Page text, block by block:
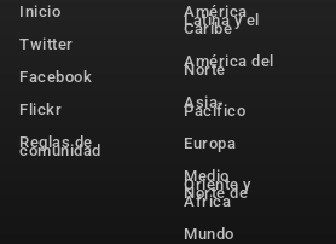
Inicio
Twitter
Facebook
Flickr
Reglas de
comunidad
América
Latina y el
Caribe
América del
Norte
Asia-
Pacífico
Europa
Medio
Oriente y
Norte de
África
Mundo